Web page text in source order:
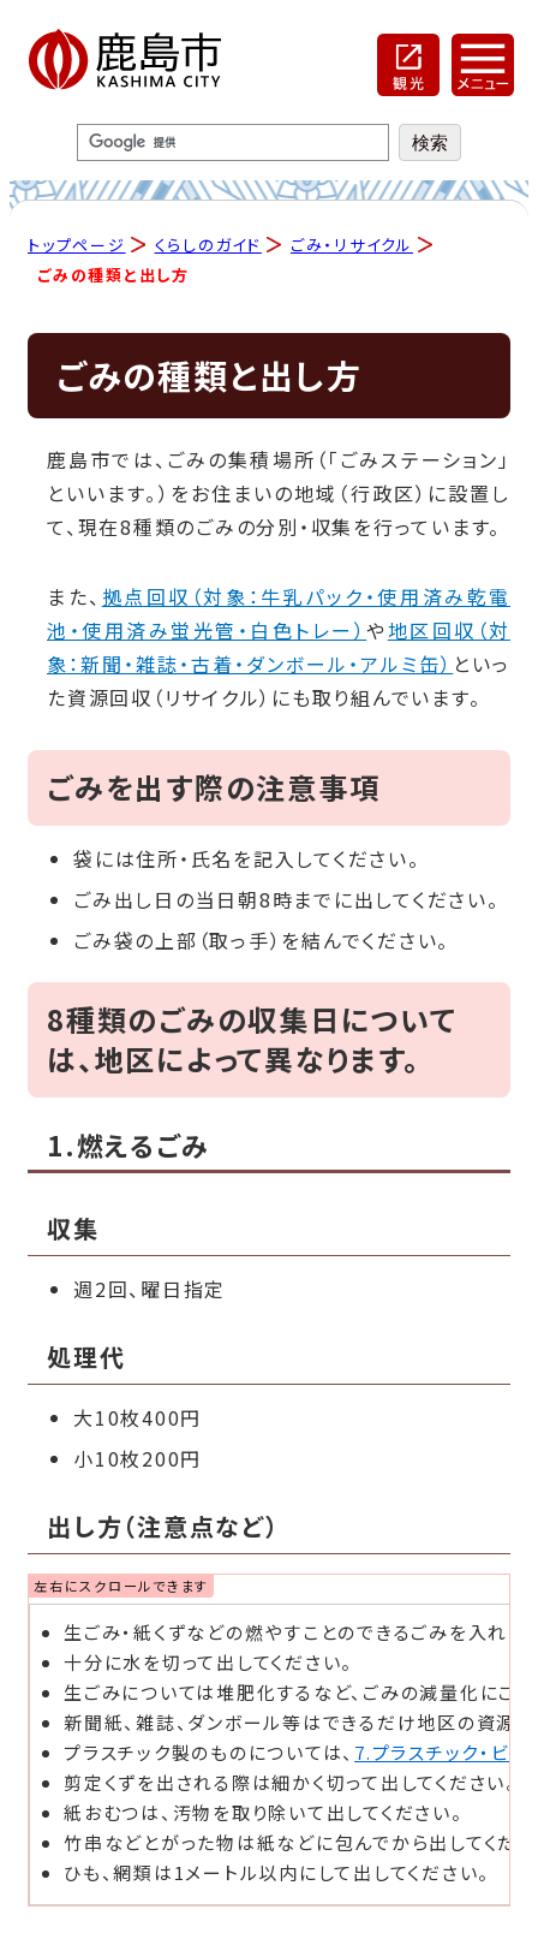
トップページ くらしのガイド
ごみ・リサイクル
ごみの種類と出し方
ごみの種類と出し方
鹿島市では、ごみの集積場所（「ごみステーション」
といいます。）をお住まいの地域（行政区）に設置し
て、現在8種類のごみの分別・収集を行っています。
また、 拠点回収（対象：牛乳パック・使用済み乾電
池・使用済み蛍光管・白色トレー）や地区回収（対
象：新聞・雑誌・古着・ダンボール・アルミ缶） といっ
た資源回収（リサイクル）にも取り組んでいます。
ごみを出す際の注意事項
袋には住所・氏名を記入してください。
ごみ出し日の当日朝8時までに出してください。
ごみ袋の上部（取っ手）を結んでください。
8種類のごみの収集日について
は、地区によって異なります。
1.燃えるごみ
収集
週2回、曜日指定
処理代
大10枚400円
小10枚200円
出し方（注意点など）
生ごみ・紙くずなどの燃やすことのできるごみを入れま
十分に水を切って出してください。
生ごみについては堆肥化するなど、ごみの減量化にご協
新聞紙、雑誌、ダンボール等はできるだけ地区の資源
プラスチック製のものについては、 7.プラスチック・ビ
剪定くずを出される際は細かく切って出してください。
紙おむつは、汚物を取り除いて出してください。
竹串などとがった物は紙などに包んでから出してくださ
ひも、網類は1メートル以内にして出してください。